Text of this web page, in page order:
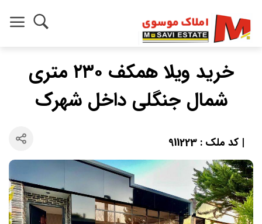
خرید ویلا همکف ۲۳۰ متری
شمال جنگلی داخل شهرک
| کد ملک : 911223